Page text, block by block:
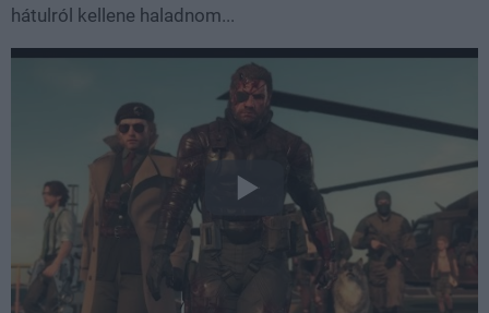
hátulról kellene haladnom...